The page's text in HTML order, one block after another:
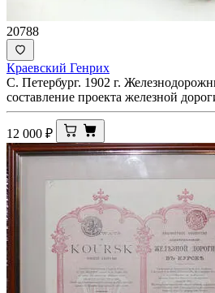
20788
Краевский Генрих
С. Петербург. 1902 г.
составление проекта железной
12 000 ₽